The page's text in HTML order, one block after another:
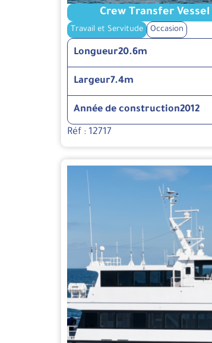
Crew Transfer Vessel
Travail et Servitude Occasion
Longueur20.6m
Largeur7.4m
Année de construction2012
Réf : 12717